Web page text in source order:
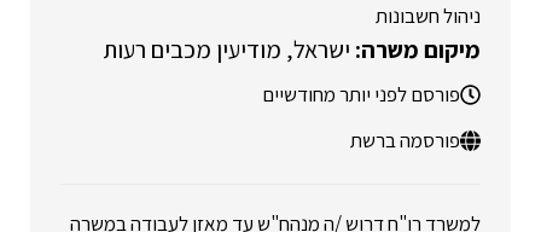
ניהול חשבונות
ישראל מודיעין מכבים רעות
פורסם לפני יותר מחודשיים
פורסמה ברשת
למשרד רו"ח דרוש /ה מנהח"ש עד מאזן לעבודה במשרה